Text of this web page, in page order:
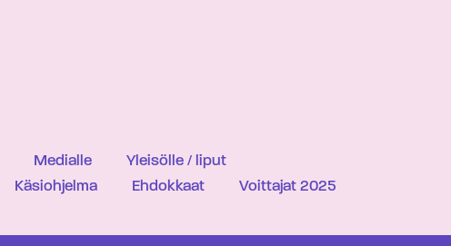
Medialle
Yleisölle / liput
Käsiohjelma Ehdokkaat
Voittajat 2025